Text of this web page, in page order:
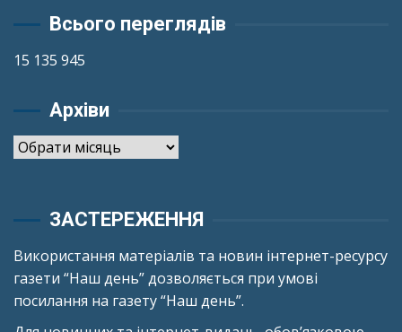
Всього переглядів
15 135 945
Архіви
Архіви
ЗАСТЕРЕЖЕННЯ
Використання матеріалів та новин інтернет-ресурсу
газети “Наш день” дозволяється при умові
посилання на газету “Наш день”.